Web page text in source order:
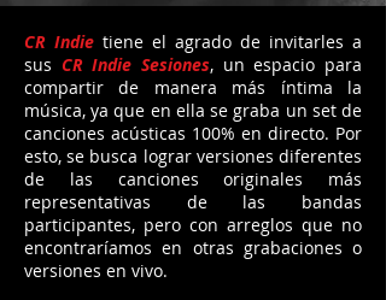
Nuestra videoteca se encuentra
disponible en la plataformaYoutube,
contamos con alrededor de más de 530
vídeos, en los que pueden ver el proceso
y desarrollo de la escena desde el año
2010
Publicamos contenido nuevo cada
jueves
Leer más...
CR Indie tiene el agrado de invitarles a
sus CR Indie Sesiones, un espacio para
compartir de manera más íntima la
música, ya que en ella se graba un set de
canciones acústicas 100% en directo. Por
esto, se busca lograr versiones diferentes
de las canciones originales más
representativas de las bandas
participantes, pero con arreglos que no
encontraríamos en otras grabaciones o
versiones en vivo.